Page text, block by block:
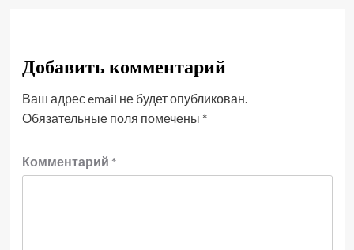
Добавить комментарий
Ваш адрес email не будет опубликован.
Обязательные поля помечены *
Комментарий *